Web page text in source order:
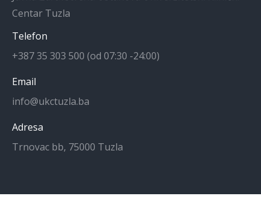
Centar Tuzla
Telefon
+387 35 303 500 (od 07:30 -24:00)
Email
info@ukctuzla.ba
Adresa
Trnovac bb, 75000 Tuzla